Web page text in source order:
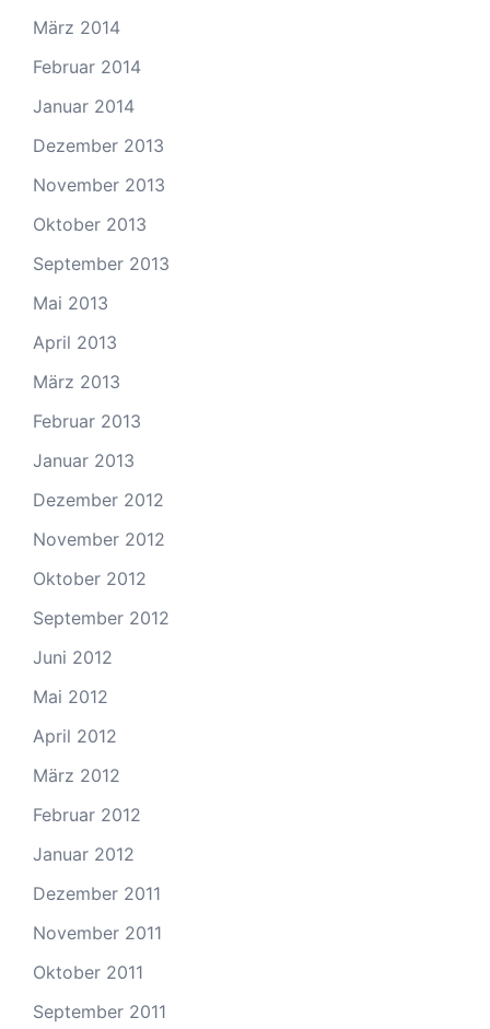
März 2014
Februar 2014
Januar 2014
Dezember 2013
November 2013
Oktober 2013
September 2013
Mai 2013
April 2013
März 2013
Februar 2013
Januar 2013
Dezember 2012
November 2012
Oktober 2012
September 2012
Juni 2012
Mai 2012
April 2012
März 2012
Februar 2012
Januar 2012
Dezember 2011
November 2011
Oktober 2011
September 2011